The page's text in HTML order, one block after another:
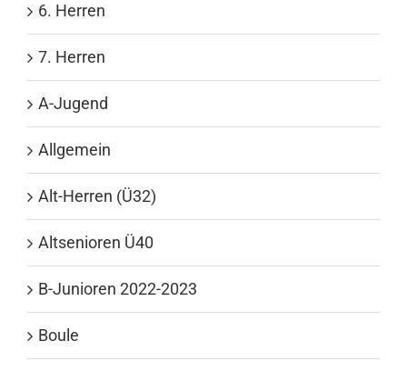
6. Herren
7. Herren
A-Jugend
Allgemein
Alt-Herren (Ü32)
Altsenioren Ü40
B-Junioren 2022-2023
Boule